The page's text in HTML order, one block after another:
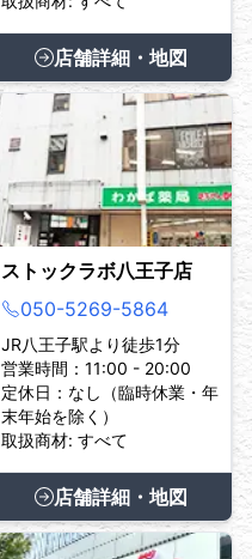
店舗詳細・地図
ストックラボ八王子店
050-5269-5864
JR八王子駅より徒歩1分
営業時間：11:00 - 20:00
定休日：なし（臨時休業・年
末年始を除く）
取扱商材: すべて
店舗詳細・地図